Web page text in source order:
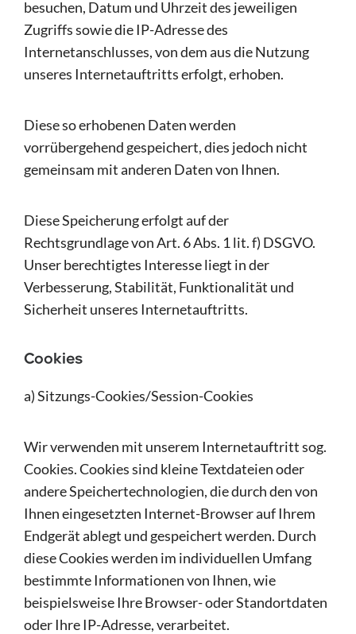
besuchen, Datum und Uhrzeit des jeweiligen
Zugriffs sowie die IP-Adresse des
Internetanschlusses, von dem aus die Nutzung
unseres Internetauftritts erfolgt, erhoben.
Diese so erhobenen Daten werden
vorrübergehend gespeichert, dies jedoch nicht
gemeinsam mit anderen Daten von Ihnen.
Diese Speicherung erfolgt auf der
Rechtsgrundlage von Art. 6 Abs. 1 lit. f) DSGVO.
Unser berechtigtes Interesse liegt in der
Verbesserung, Stabilität, Funktionalität und
Sicherheit unseres Internetauftritts.
Cookies
a) Sitzungs-Cookies/Session-Cookies
Wir verwenden mit unserem Internetauftritt sog.
Cookies. Cookies sind kleine Textdateien oder
andere Speichertechnologien, die durch den von
Ihnen eingesetzten Internet-Browser auf Ihrem
Endgerät ablegt und gespeichert werden. Durch
diese Cookies werden im individuellen Umfang
bestimmte Informationen von Ihnen, wie
beispielsweise Ihre Browser- oder Standortdaten
oder Ihre IP-Adresse, verarbeitet.